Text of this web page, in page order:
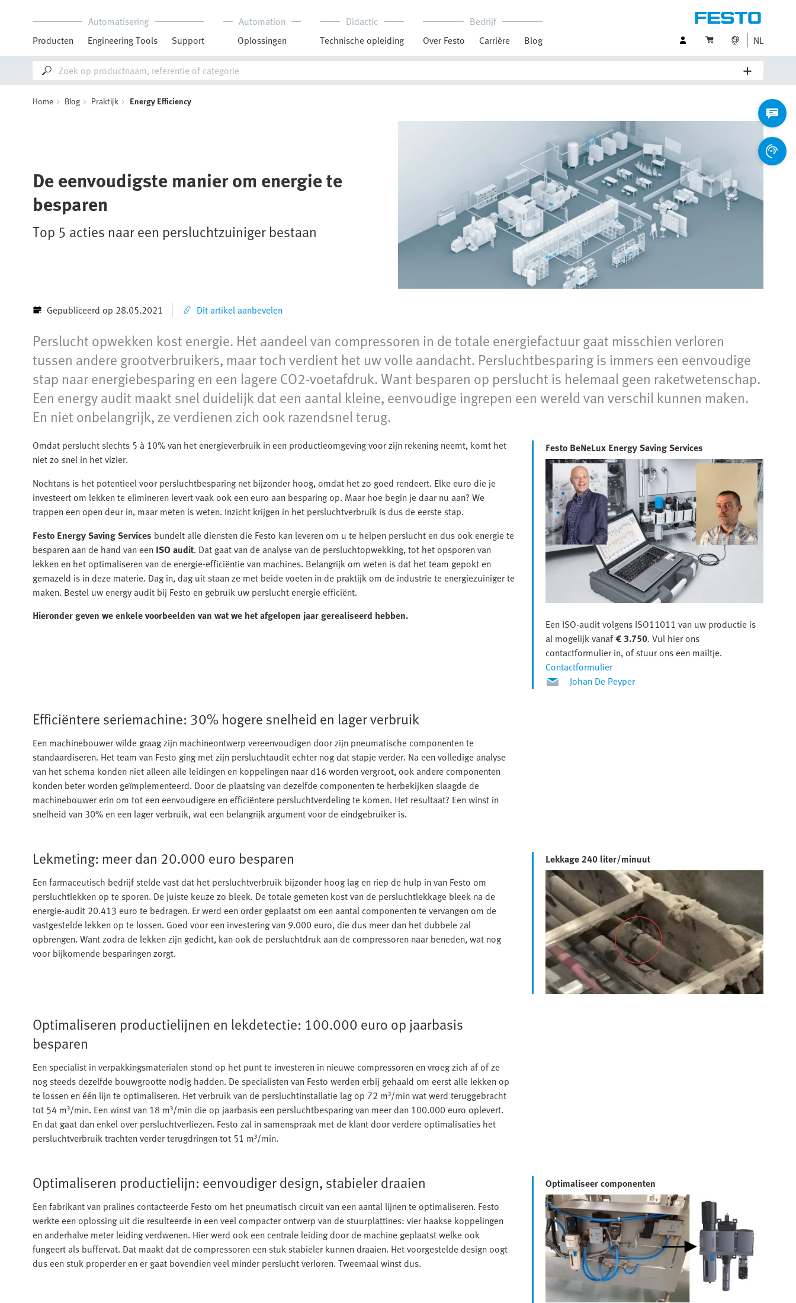
Automatisering
Producten
Engineering Tools Support
Automation
Oplossingen
Didactic
Technische opleiding
Bedrijf
Over Festo
Carrière Blog NL
Home Blog Praktijk Energy Efficiency
De eenvoudigste manier om energie te
besparen
Top 5 acties naar een persluchtzuiniger bestaan
Gepubliceerd op 28.05.2021 Dit artikel aanbevelen
Perslucht opwekken kost energie. Het aandeel van compressoren in de totale energiefactuur gaat misschien verloren
tussen andere grootverbruikers, maar toch verdient het uw volle aandacht. Persluchtbesparing is immers een eenvoudige
stap naar energiebesparing en een lagere CO2-voetafdruk. Want besparen op perslucht is helemaal geen raketwetenschap.
Een energy audit maakt snel duidelijk dat een aantal kleine, eenvoudige ingrepen een wereld van verschil kunnen maken.
En niet onbelangrijk, ze verdienen zich ook razendsnel terug.
Omdat perslucht slechts 5 à 10% van het energieverbruik in een productieomgeving voor zijn rekening neemt, komt het
niet zo snel in het vizier.
Nochtans is het potentieel voor persluchtbesparing net bijzonder hoog, omdat het zo goed rendeert. Elke euro die je
investeert om lekken te elimineren levert vaak ook een euro aan besparing op. Maar hoe begin je daar nu aan? We
trappen een open deur in, maar meten is weten. Inzicht krijgen in het persluchtverbruik is dus de eerste stap.
Festo Energy Saving Services bundelt alle diensten die Festo kan leveren om u te helpen perslucht en dus ook energie te
besparen aan de hand van een ISO audit. Dat gaat van de analyse van de persluchtopwekking, tot het opsporen van
lekken en het optimaliseren van de energie-efficiëntie van machines. Belangrijk om weten is dat het team gepokt en
gemazeld is in deze materie. Dag in, dag uit staan ze met beide voeten in de praktijk om de industrie te energiezuiniger te
maken. Bestel uw energy audit bij Festo en gebruik uw perslucht energie efficiënt.
Hieronder geven we enkele voorbeelden van wat we het afgelopen jaar gerealiseerd hebben.
Festo BeNeLux Energy Saving Services
Een ISO-audit volgens ISO11011 van uw productie is
al mogelijk vanaf€ 3.750. Vul hier ons
contactformulier in, of stuur ons een mailtje.
Contactformulier
Johan De Peyper
Efficiëntere seriemachine: 30% hogere snelheid en lager verbruik
Een machinebouwer wilde graag zijn machineontwerp vereenvoudigen door zijn pneumatische componenten te
standaardiseren. Het team van Festo ging met zijn persluchtaudit echter nog dat stapje verder. Na een volledige analyse
van het schema konden niet alleen alle leidingen en koppelingen naar d16 worden vergroot, ook andere componenten
konden beter worden geïmplementeerd. Door de plaatsing van dezelfde componenten te herbekijken slaagde de
machinebouwer erin om tot een eenvoudigere en efficiëntere persluchtverdeling te komen. Het resultaat? Een winst in
snelheid van 30% en een lager verbruik, wat een belangrijk argument voor de eindgebruiker is.
Lekmeting: meer dan 20.000 euro besparen
Een farmaceutisch bedrijf stelde vast dat het persluchtverbruik bijzonder hoog lag en riep de hulp in van Festo om
persluchtlekken op te sporen. De juiste keuze zo bleek. De totale gemeten kost van de persluchtlekkage bleek na de
energie-audit 20.413 euro te bedragen. Er werd een order geplaatst om een aantal componenten te vervangen om de
vastgestelde lekken op te lossen. Goed voor een investering van 9.000 euro, die dus meer dan het dubbele zal
opbrengen. Want zodra de lekken zijn gedicht, kan ook de persluchtdruk aan de compressoren naar beneden, wat nog
voor bijkomende besparingen zorgt.
Lekkage 240 liter/minuut
Optimaliseren productielijnen en lekdetectie: 100.000 euro op jaarbasis
besparen
Een specialist in verpakkingsmaterialen stond op het punt te investeren in nieuwe compressoren en vroeg zich af of ze
nog steeds dezelfde bouwgrootte nodig hadden. De specialisten van Festo werden erbij gehaald om eerst alle lekken op
te lossen en één lijn te optimaliseren. Het verbruik van de persluchtinstallatie lag op 72 m³/min wat werd teruggebracht
tot 54 m³/min. Een winst van 18 m³/min die op jaarbasis een persluchtbesparing van meer dan 100.000 euro oplevert.
En dat gaat dan enkel over persluchtverliezen. Festo zal in samenspraak met de klant door verdere optimalisaties het
persluchtverbruik trachten verder terugdringen tot 51 m³/min.
Optimaliseren productielijn: eenvoudiger design, stabieler draaien
Een fabrikant van pralines contacteerde Festo om het pneumatisch circuit van een aantal lijnen te optimaliseren. Festo
werkte een oplossing uit die resulteerde in een veel compacter ontwerp van de stuurplattines: vier haakse koppelingen
en anderhalve meter leiding verdwenen. Hier werd ook een centrale leiding door de machine geplaatst welke ook
fungeert als buffervat. Dat maakt dat de compressoren een stuk stabieler kunnen draaien. Het voorgestelde design oogt
dus een stuk properder en er gaat bovendien veel minder perslucht verloren. Tweemaal winst dus.
Optimaliseer componenten